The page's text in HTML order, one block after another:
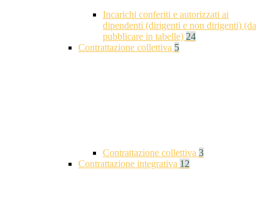
Incarichi conferiti e autorizzati ai
dipendenti (dirigenti e non dirigenti) (da
pubblicare in tabelle) 24
Contrattazione collettiva 5
Contrattazione collettiva 3
Contrattazione integrativa 12